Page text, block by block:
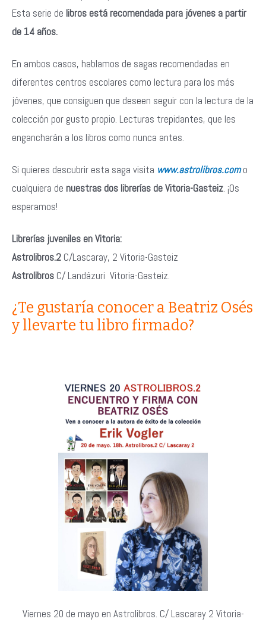
Esta serie de libros está recomendada para jóvenes a partir
de 14 años.
En ambos casos, hablamos de sagas recomendadas en
diferentes centros escolares como lectura para los más
jóvenes, que consiguen que deseen seguir con la lectura de la
colección por gusto propio. Lecturas trepidantes, que les
engancharán a los libros como nunca antes.
Si quieres descubrir esta saga visita www.astrolibros.como
cualquiera de nuestras dos librerías de Vitoria-Gasteiz. ¡Os
esperamos!
Librerías juveniles en Vitoria:
Astrolibros.2 C/Lascaray, 2 Vitoria-Gasteiz
Astrolibros C/ Landázuri Vitoria-Gasteiz.
¿Te gustaría conocer a Beatriz Osés
y llevarte tu libro firmado?
Viernes 20 de mayo en Astrolibros. C/ Lascaray 2 Vitoria-